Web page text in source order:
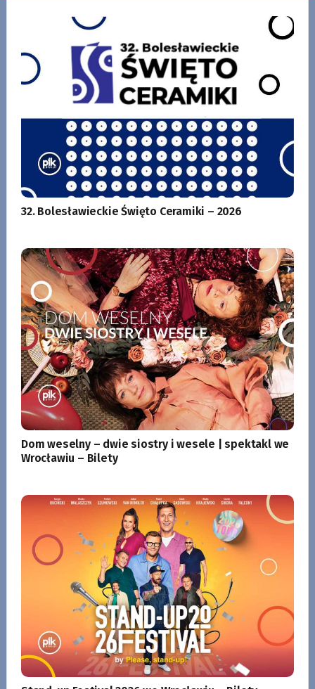
32. Bolesławieckie Święto Ceramiki – 2026
Dom weselny – dwie siostry i wesele | spektakl we
Wrocławiu – Bilety